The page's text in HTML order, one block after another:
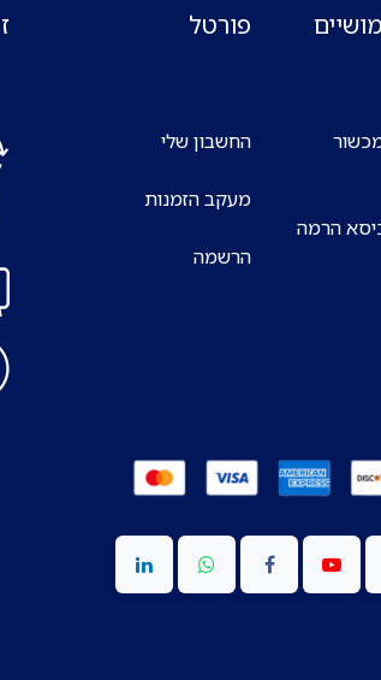
הרמה
פורטל
החשבון שלי
מעקב הזמנות
הרשמה